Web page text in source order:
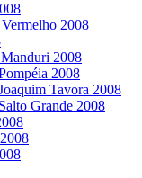
2008
2008
2008
Tavora 2008
Grande 2008